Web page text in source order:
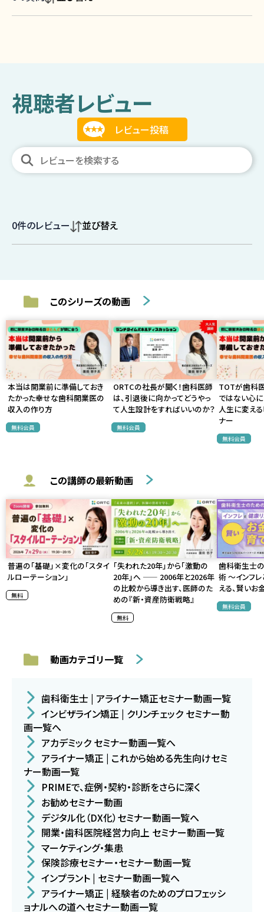
視聴者レビュー
0件のレビュー 並び替え
このシリーズの動画
本当は開業前に準備しておき
たかった幸せな歯科開業医の
収入の作り方
無料会員
ORTCの社長が聞く！歯科医師
は、引退後に向かってどうやっ
て人生設計をすればいいのか？
無料会員
TOTが歯科
ではない心
人生に変え
ナー
無料会員
この講師の最新動画
普遍の「基礎」×変化の「スタイ
ルローテーション」
無料
「失われた20年」から「激動の
20年」へ —— 2006年と2026年
の比較から導き出す、医師のた
めの『新・資産防衛戦略』
無料
歯科衛生士
術 〜インフ
える、賢い
無料会員
動画カテゴリ一覧
歯科衛生士 | アライナー矯正セミナー動画一覧
インビザライン矯正 | クリンチェック セミナー動
画一覧へ
アカデミック セミナー動画一覧へ
アライナー矯正 | これから始める先生向けセミ
ナー動画一覧
PRIMEで、症例・契約・診断をさらに深く
お勧めセミナー動画
デジタル化（DX化）セミナー動画一覧へ
開業・歯科医院経営力向上 セミナー動画一覧
マーケティング・集患
保険診療セミナー・セミナー動画一覧
インプラント | セミナー動画一覧へ
アライナー矯正 | 経験者のためのプロフェッシ
ョナルへの道へセミナー動画一覧